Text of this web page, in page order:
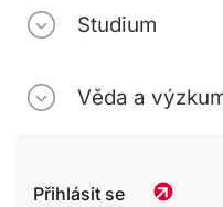
Studium
Věda a
Přihlásit se